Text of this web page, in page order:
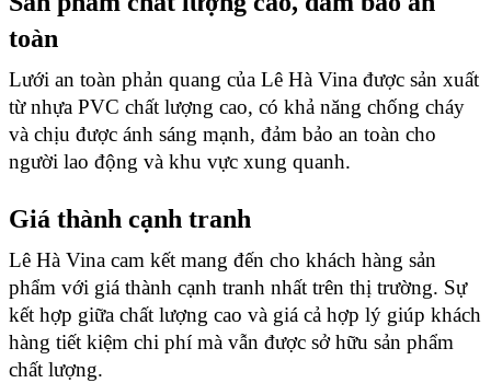
toàn
Lưới an toàn phản quang của Lê Hà Vina được sản xuất
từ nhựa PVC chất lượng cao, có khả năng chống cháy
và chịu được ánh sáng mạnh, đảm bảo an toàn cho
người lao động và khu vực xung quanh.
Giá thành cạnh tranh
Lê Hà Vina cam kết mang đến cho khách hàng sản
phẩm với giá thành cạnh tranh nhất trên thị trường. Sự
kết hợp giữa chất lượng cao và giá cả hợp lý giúp khách
hàng tiết kiệm chi phí mà vẫn được sở hữu sản phẩm
chất lượng.